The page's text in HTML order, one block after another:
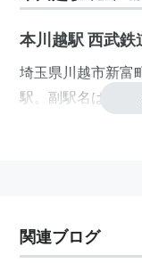
本川越駅 西武鉄
埼玉県川越市新富
駅。副駅名は「
15分程。
かる。乗り換
関連ブログ